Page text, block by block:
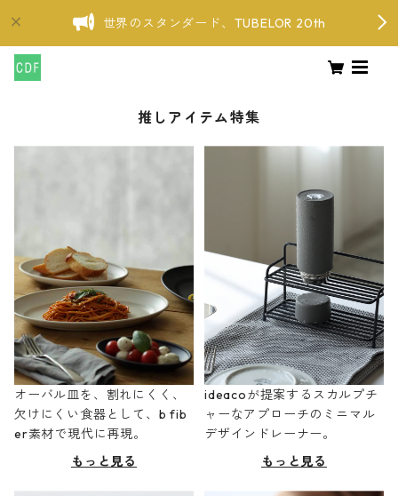
世界のスタンダード、TUBELOR 20th
推しアイテム特集
オーバル皿を、割れにくく、
欠けにくい食器として、b fib
er素材で現代に再現。
もっと見る
ideacoが提案するスカルプチ
ャーなアプローチのミニマル
デザインドレーナー。
もっと見る